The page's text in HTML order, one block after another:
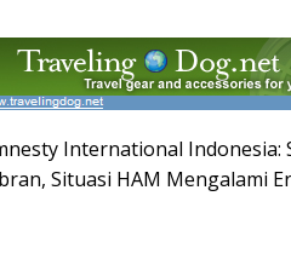
International
Situasi HAM Mengalami